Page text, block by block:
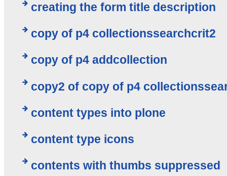
creating the form title description
copy of p4 collectionssearchcrit2
copy of p4 addcollection
copy2 of copy of p4
content types into plone
content type icons
contents with thumbs suppressed